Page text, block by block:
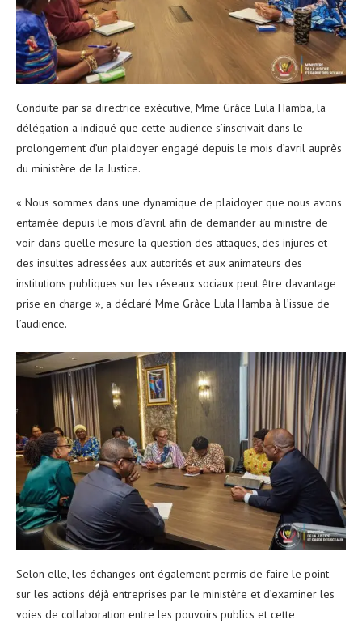
Conduite par sa directrice exécutive, Mme Grâce Lula Hamba, la
délégation a indiqué que cette audience s’inscrivait dans le
prolongement d’un plaidoyer engagé depuis le mois d’avril auprès
du ministère de la Justice.
« Nous sommes dans une dynamique de plaidoyer que nous avons
entamée depuis le mois d’avril afin de demander au ministre de
voir dans quelle mesure la question des attaques, des injures et
des insultes adressées aux autorités et aux animateurs des
institutions publiques sur les réseaux sociaux peut être davantage
prise en charge », a déclaré Mme Grâce Lula Hamba à l’issue de
l’audience.
Selon elle, les échanges ont également permis de faire le point
sur les actions déjà entreprises par le ministère et d’examiner les
voies de collaboration entre les pouvoirs publics et cette